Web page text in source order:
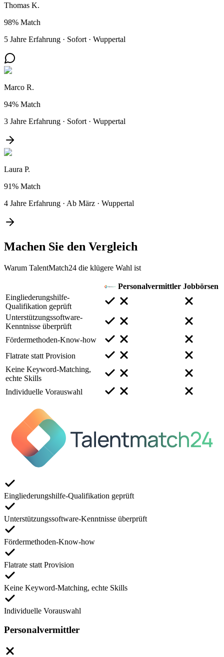
Thomas K.
98% Match
5 Jahre Erfahrung · Sofort · Wuppertal
Marco R.
94% Match
3 Jahre Erfahrung · Sofort · Wuppertal
Laura P.
91% Match
4 Jahre Erfahrung · Ab März · Wuppertal
Machen Sie den Vergleich
Warum TalentMatch24 die klügere Wahl ist
Personalvermittler Jobbörsen
Eingliederungshilfe-
Qualifikation geprüft
Unterstützungssoftware-
Kenntnisse überprüft
Fördermethoden-Know-how
Flatrate statt Provision
Keine Keyword-Matching,
echte Skills
Individuelle Vorauswahl
Eingliederungshilfe-Qualifikation geprüft
Unterstützungssoftware-Kenntnisse überprüft
Fördermethoden-Know-how
Flatrate statt Provision
Keine Keyword-Matching, echte Skills
Individuelle Vorauswahl
Personalvermittler